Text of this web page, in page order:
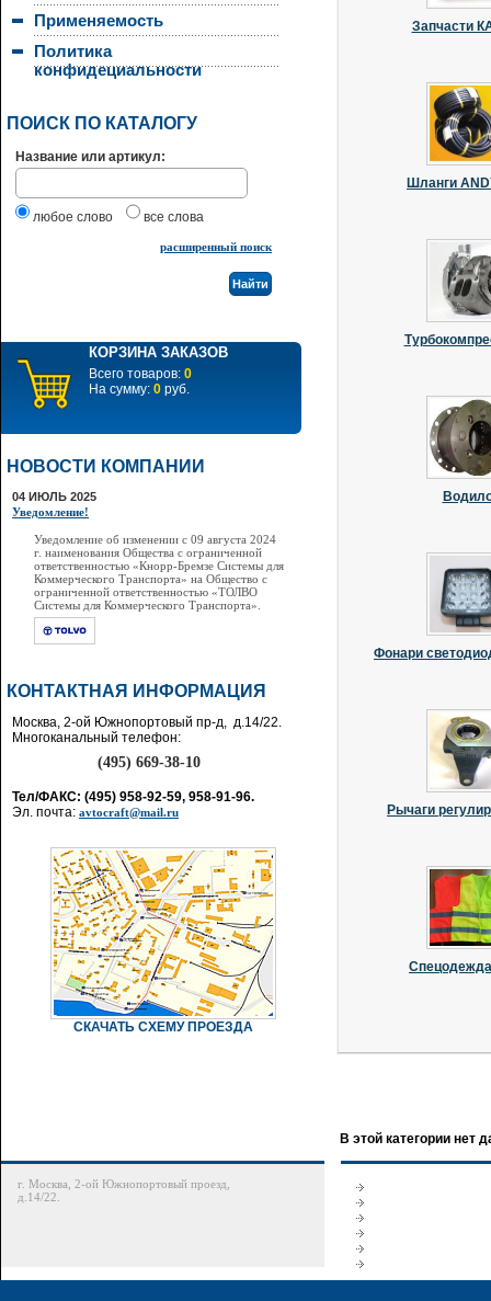
Применяемость
Политика
конфидециальности
ПОИСК ПО КАТАЛОГУ
Название или артикул:
любое слово все слова
расширенный поиск
КОРЗИНА ЗАКАЗОВ
Всего товаров: 0
На сумму: 0 руб.
НОВОСТИ КОМПАНИИ
04 ИЮЛЬ 2025
Уведомление!
Уведомление об изменении с 09 августа 2024
г. наименования Общества с ограниченной
ответственностью «Кнорр-Бремзе Системы для
Коммерческого Транспорта» на Общество с
ограниченной ответственностью «ТОЛВО
Системы для Коммерческого Транспорта».
КОНТАКТНАЯ ИНФОРМАЦИЯ
Москва, 2-ой Южнопортовый пр-д, д.14/22.
Многоканальный телефон:
(495) 669-38-10
Тел/ФАКС: (495) 958-92-59, 958-91-96.
Эл. почта: avtocraft@mail.ru
СКАЧАТЬ СХЕМУ ПРОЕЗДА
Запчасти
Шланги
Фонари
Рычаги
В этой категории нет
г. Москва, 2-ой Южнопортовый проезд,
д.14/22.